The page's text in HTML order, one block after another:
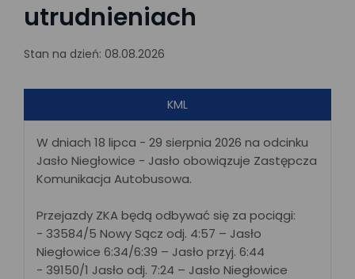
utrudnieniach
Stan na dzień: 08.08.2026
KML
W dniach 18 lipca - 29 sierpnia 2026 na odcinku
Jasło Niegłowice - Jasło obowiązuje Zastępcza
Komunikacja Autobusowa.
Przejazdy ZKA będą odbywać się za pociągi:
- 33584/5 Nowy Sącz odj. 4:57 – Jasło
Niegłowice 6:34/6:39 – Jasło przyj. 6:44
- 39150/1 Jasło odj. 7:24 – Jasło Niegłowice